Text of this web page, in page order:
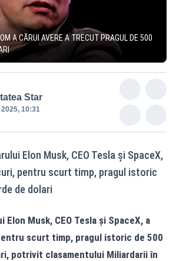
A CĂRUI AVERE A TRECUT PRAGUL DE 500
Star
10:31
Elon Musk, CEO Tesla și SpaceX,
pentru scurt timp, pragul istoric
de dolari
Elon Musk, CEO Tesla și SpaceX, a
scurt timp, pragul istoric de 500
potrivit clasamentului Miliardarii în